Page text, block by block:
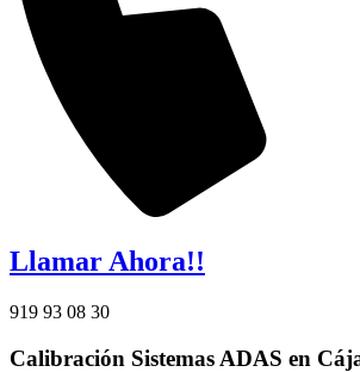
Llamar Ahora!!
919 93 08 30
Calibración Sistemas ADAS en